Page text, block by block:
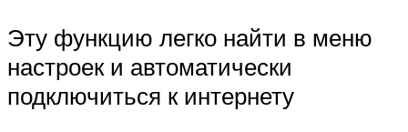
Эту функцию легко найти в меню
настроек и автоматически
подключиться к интернету